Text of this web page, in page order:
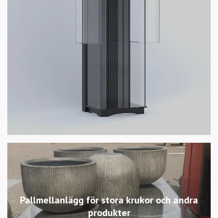
Pallmellanlägg för stora krukor och andra
produkter